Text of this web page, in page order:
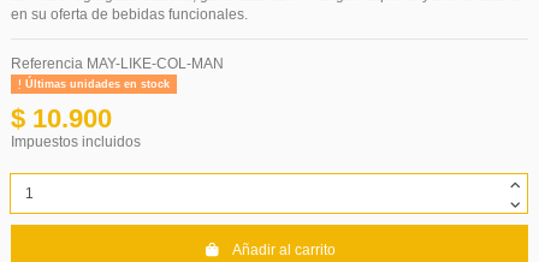
en su oferta de bebidas funcionales.
Referencia MAY-LIKE-COL-MAN
Últimas unidades en stock
$ 10.900
Impuestos incluidos
Añadir al carrito